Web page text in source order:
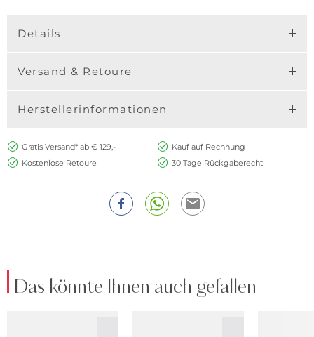
Details
Versand & Retoure
Herstellerinformationen
Gratis Versand* ab € 129,-
Kauf auf Rechnung
Kostenlose Retoure
30 Tage Rückgaberecht
Das könnte Ihnen auch gefallen